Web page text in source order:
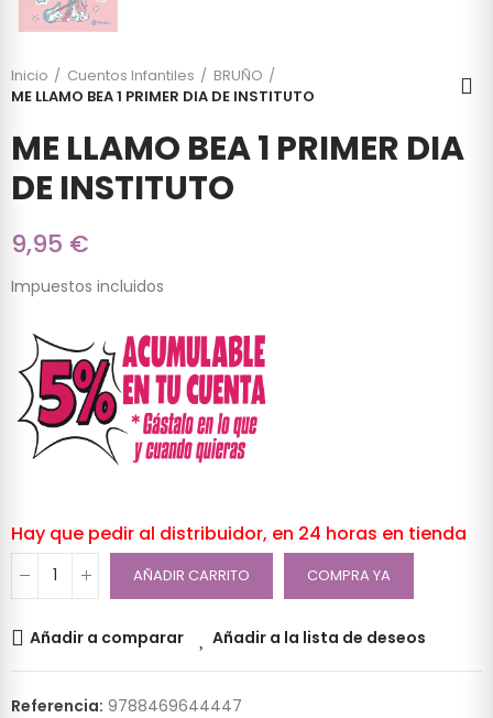
Inicio Cuentos Infantiles
BRUÑO
ME LLAMO BEA 1 PRIMER DIA DE INSTITUTO
ME LLAMO BEA 1 PRIMER DIA
DE INSTITUTO
9,95 €
Impuestos incluidos
Hay que pedir al distribuidor, en 24 horas en tienda
AÑADIR CARRITO COMPRA YA
Añadir a comparar Añadir a la lista de deseos
Referencia: 9788469644447